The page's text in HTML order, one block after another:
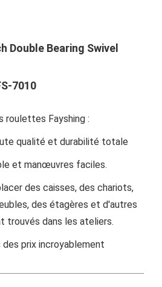
Double Bearing Swivel
7010
roulettes Fayshing :
qualité et durabilité totale
et manœuvres faciles.
des caisses, des chariots,
des étagères et d'autres
trouvés dans les ateliers.
prix incroyablement